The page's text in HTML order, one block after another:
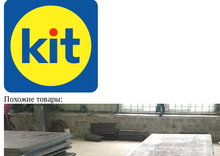
Похожие товары: